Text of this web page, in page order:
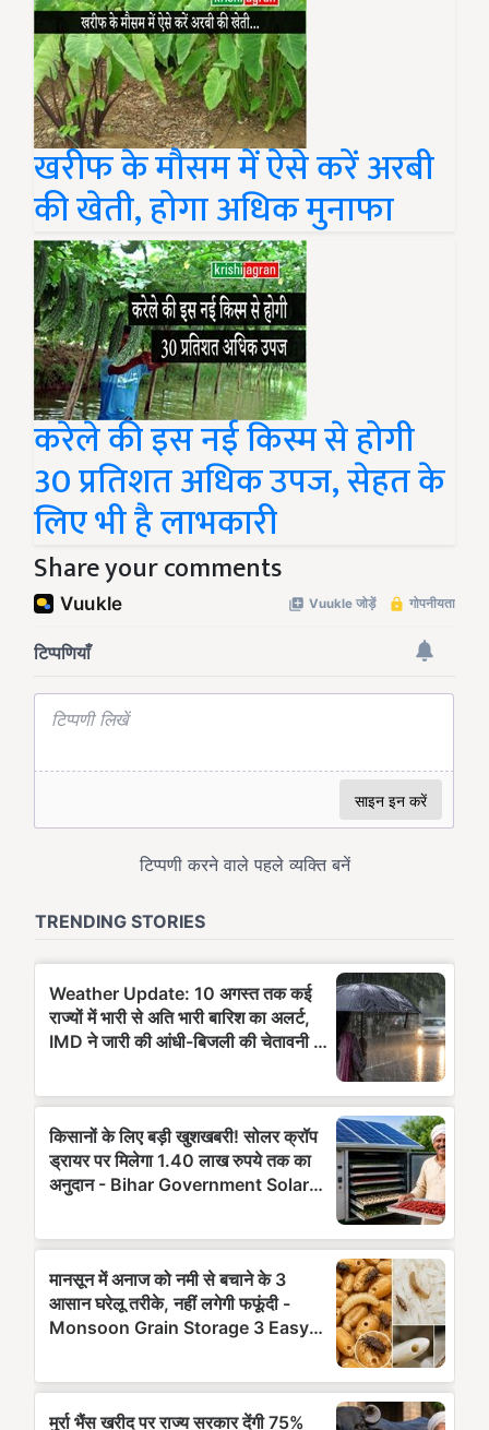
खरीफ के मौसम में ऐसे करें अरबी
की खेती, होगा अधिक मुनाफा
करेले की इस नई किस्म से होगी
30 प्रतिशत अधिक उपज, सेहत के
लिए भी है लाभकारी
Share your comments